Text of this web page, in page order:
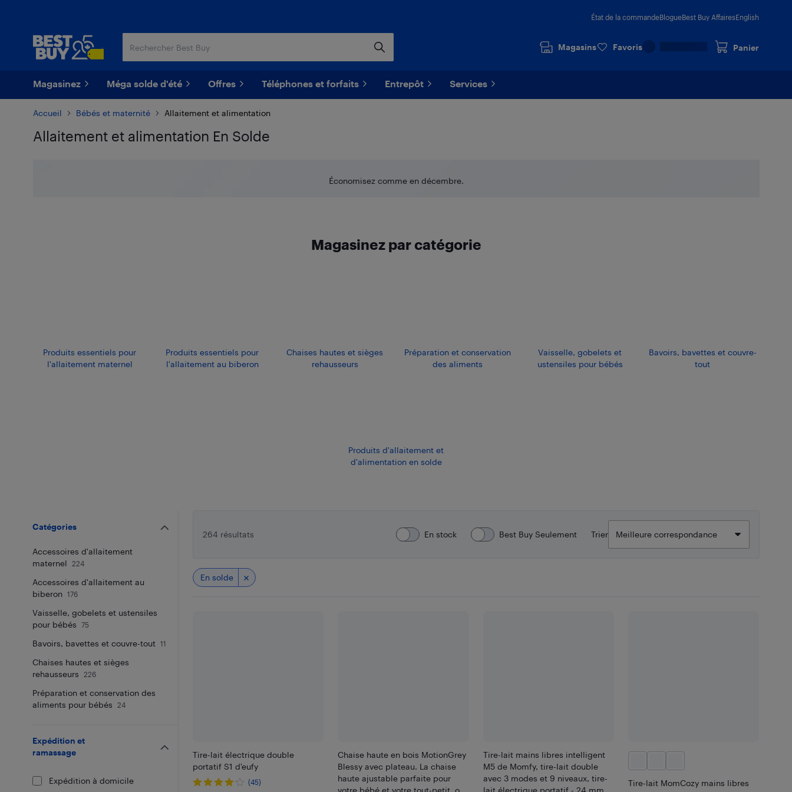
État de la commandeBlogueBest Buy AffairesEnglish
Magasins Favoris Panier
Magasinez Méga solde d'été Offres Téléphones et forfaits Entrepôt Services
Accueil Bébés et maternité Allaitement et alimentation
Allaitement et alimentation En Solde
Économisez comme en décembre.
Magasinez par catégorie
Produits essentiels pour
l'allaitement maternel
Produits essentiels pour
l'allaitement au biberon
Chaises hautes et sièges
rehausseurs
Préparation et conservation
des aliments
Vaisselle, gobelets et
ustensiles pour bébés
Bavoirs, bavettes et couvre-
tout
Produits d'allaitement et
d'alimentation en solde
264 résultats En stock Best Buy Seulement Trier
En solde
Tire-lait électrique double
portatif S1 d'eufy
(45)
Chaise haute en bois MotionGrey
Blessy avec plateau. La chaise
haute ajustable parfaite pour
Tire-lait mains libres intelligent
M5 de Momfy, tire-lait double
avec 3 modes et 9 niveaux, tire-
Tire-lait MomCozy mains libres
Catégories
Accessoires d'allaitement
maternel
224
Accessoires d'allaitement au
biberon
176
Vaisselle, gobelets et ustensiles
pour bébés
75
Bavoirs, bavettes et couvre-tout 11
Chaises hautes et sièges
rehausseurs
226
Préparation et conservation des
aliments pour bébés
24
Expédition et
ramassage
Expédition à domicile